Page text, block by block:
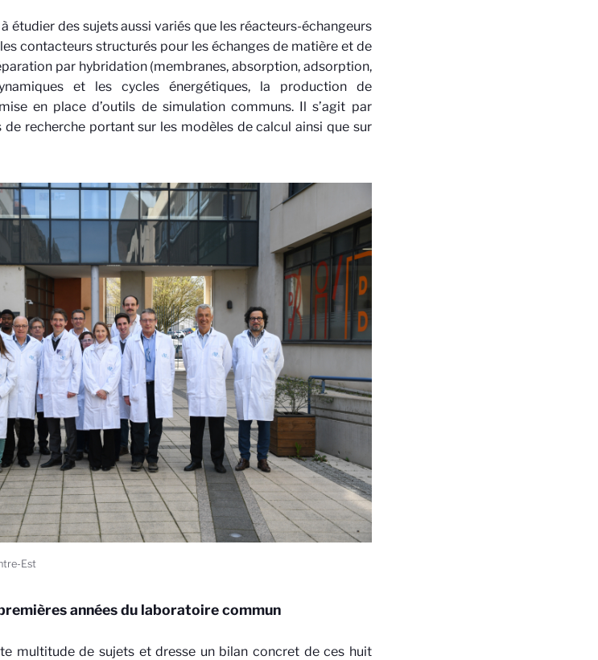
étudier des sujets aussi variés que les réacteurs-échangeurs
contacteurs structurés pour les échanges de matière et de
par hybridation (membranes, absorption, adsorption,
et les cycles énergétiques, la production de
en place d’outils de simulation communs. Il s’agit par
recherche portant sur les modèles de calcul ainsi que sur
Est
années du laboratoire commun
multitude de sujets et dresse un bilan concret de ces huit